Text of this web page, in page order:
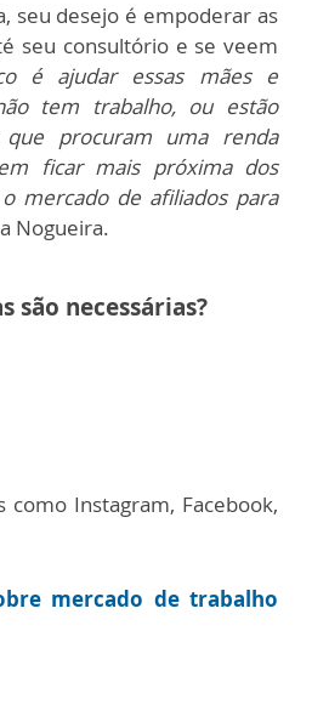
seu desejo é empoderar as
seu consultório e se veem
é ajudar essas mães e
tem trabalho, ou estão
que procuram uma renda
ficar mais próxima dos
mercado de afiliados para
Nogueira.
são necessárias?
Instagram, Facebook,
mercado de trabalho